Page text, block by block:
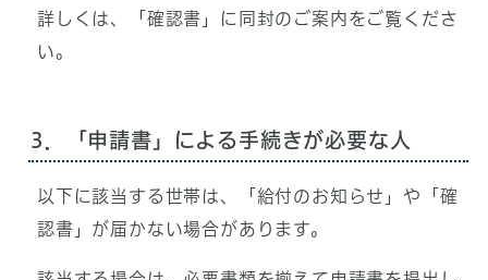
詳しくは、「確認書」に同封のご案内をご覧くださ
い。
3．「申請書」による手続きが必要な人
以下に該当する世帯は、「給付のお知らせ」や「確
認書」が届かない場合があります。